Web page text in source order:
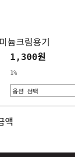
늄크림용기
1,300원
1%
액